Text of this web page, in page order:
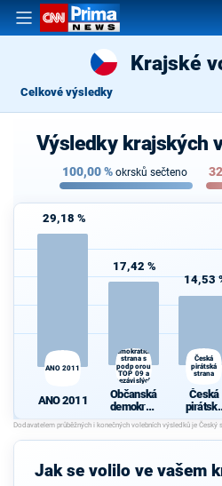
Krajské
Celkové výsledky
Výsledky krajských
100,00% okrsků sečteno
29,18 %
ANO 2011
ANO 2011
17,42 %
demokratická
strana s
podporou
TOP 09 a
nezávislých
starostů
Občanská
demokrati
cká strana
s podporou
TOP 09 a
h starostů
14,53
Česká
pirátská
strana
Česká
pirátská
strana
Jak se volilo ve vašem